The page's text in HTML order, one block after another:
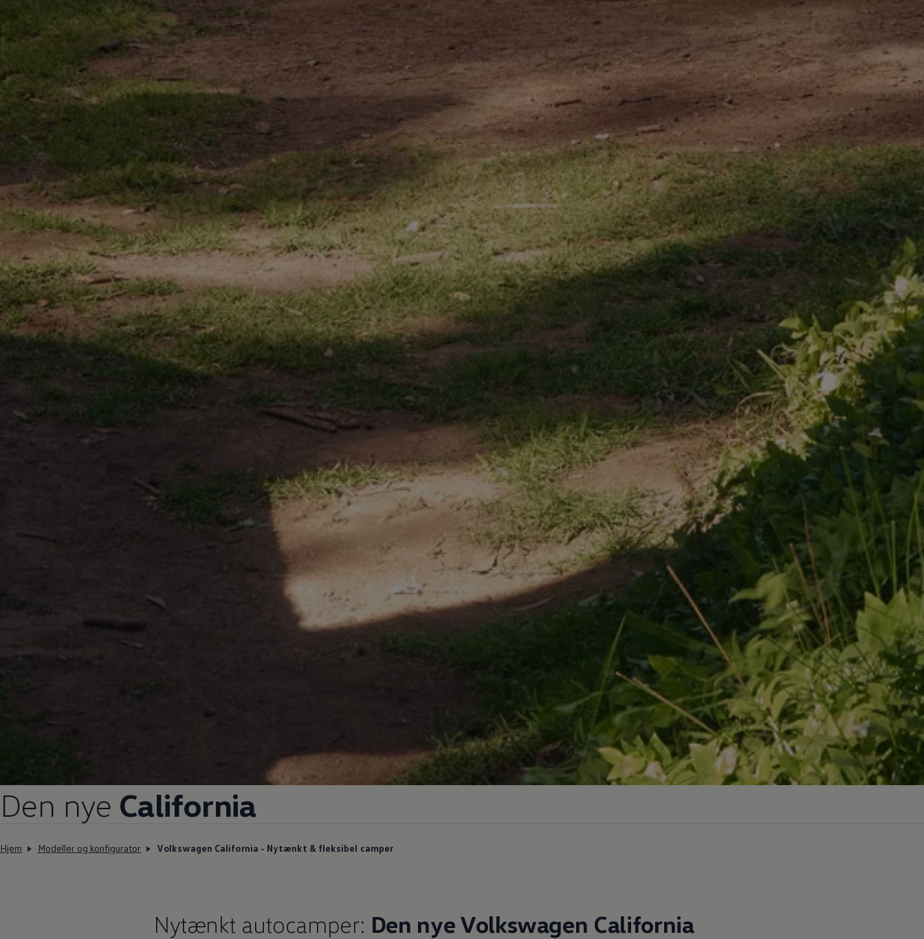
Den nye California
Hjem Modeller og konfigurator Volkswagen California - Nytænkt & fleksibel camper
Nytænkt autocamper: Den nyeVolkswagen California